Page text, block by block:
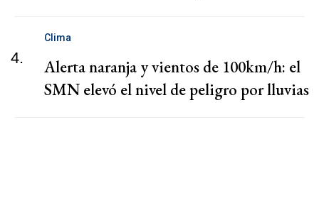
4.
Clima
Alerta naranja y vientos de 100km/h: el
SMN elevó el nivel de peligro por lluvias